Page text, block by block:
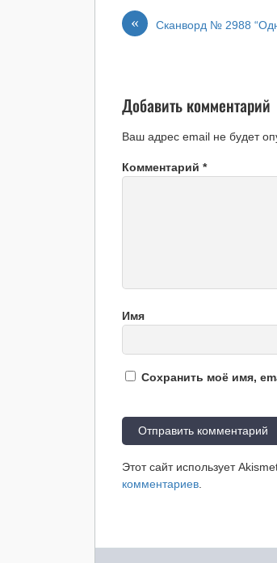
« Сканворд № 2988
Добавить комментарий
Ваш адрес email не будет
Комментарий*
Имя
Сохранить моё имя,
Этот сайт использует
комментариев